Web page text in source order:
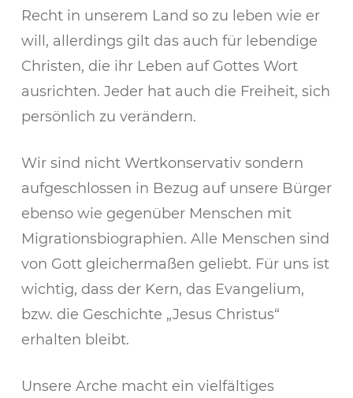
Recht in unserem Land so zu leben wie er
will, allerdings gilt das auch für lebendige
Christen, die ihr Leben auf Gottes Wort
ausrichten. Jeder hat auch die Freiheit, sich
persönlich zu verändern.
Wir sind nicht Wertkonservativ sondern
aufgeschlossen in Bezug auf unsere Bürger
ebenso wie gegenüber Menschen mit
Migrationsbiographien. Alle Menschen sind
von Gott gleichermaßen geliebt. Für uns ist
wichtig, dass der Kern, das Evangelium,
bzw. die Geschichte „Jesus Christus“
erhalten bleibt.
Unsere Arche macht ein vielfältiges